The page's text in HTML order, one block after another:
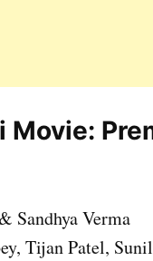
Sandhya Verma
Tijan Patel,